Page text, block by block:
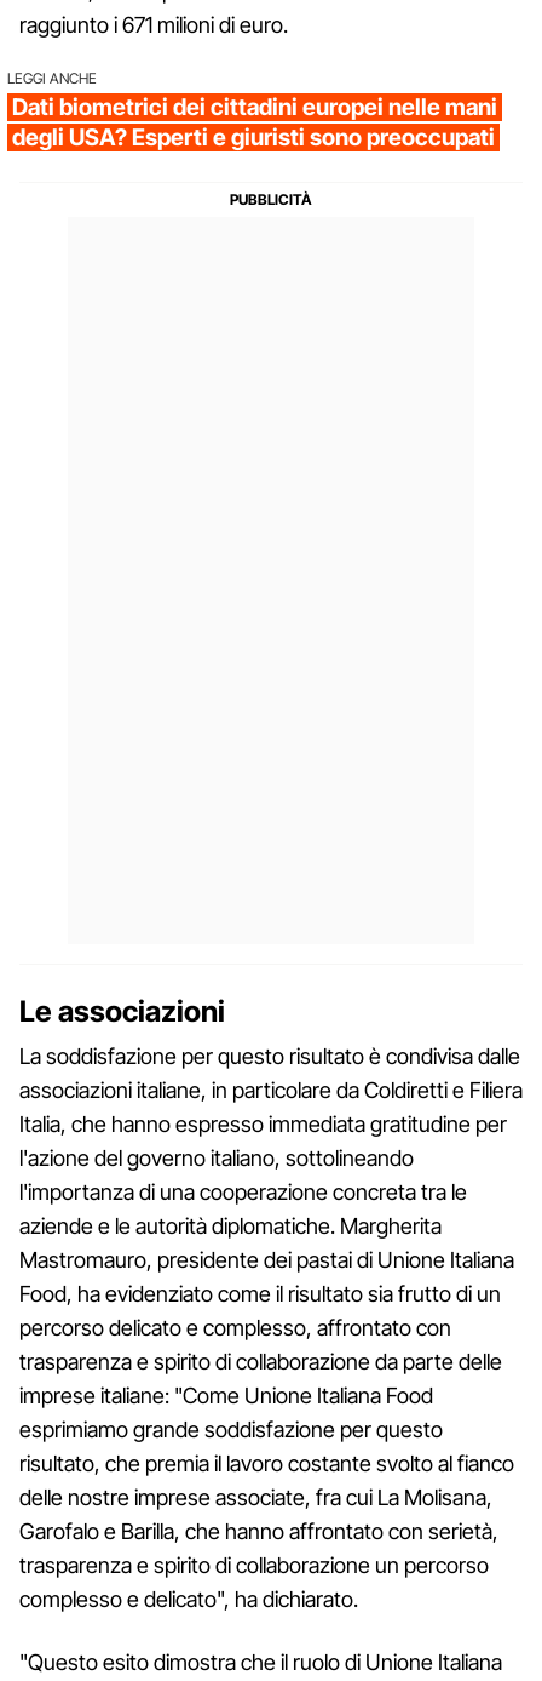
raggiunto i 671 milioni di euro.
LEGGI ANCHE
Dati biometrici dei cittadini europei nelle mani
degli USA? Esperti e giuristi sono preoccupati
Le associazioni
La soddisfazione per questo risultato è condivisa dalle
associazioni italiane, in particolare da Coldiretti e Filiera
Italia, che hanno espresso immediata gratitudine per
l'azione del governo italiano, sottolineando
l'importanza di una cooperazione concreta tra le
aziende e le autorità diplomatiche. Margherita
Mastromauro, presidente dei pastai di Unione Italiana
Food, ha evidenziato come il risultato sia frutto di un
percorso delicato e complesso, affrontato con
trasparenza e spirito di collaborazione da parte delle
imprese italiane: "Come Unione Italiana Food
esprimiamo grande soddisfazione per questo
risultato, che premia il lavoro costante svolto al fianco
delle nostre imprese associate, fra cui La Molisana,
Garofalo e Barilla, che hanno affrontato con serietà,
trasparenza e spirito di collaborazione un percorso
complesso e delicato", ha dichiarato.
"Questo esito dimostra che il ruolo di Unione Italiana